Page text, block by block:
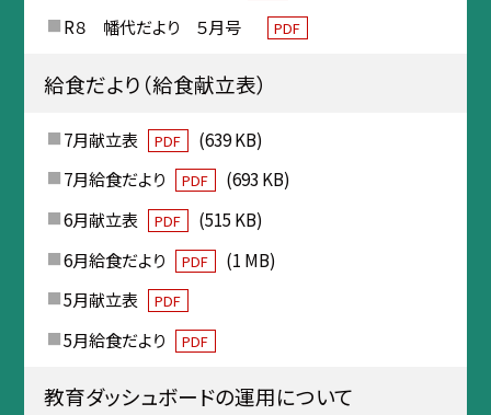
R８ 幡代だより ５月号
PDF
給食だより（給食献立表）
7月献立表 PDF
(639 KB)
7月給食だより
PDF
(693 KB)
6月献立表
PDF
(515 KB)
6月給食だより
PDF
(1 MB)
5月献立表
PDF
5月給食だより PDF
教育ダッシュボードの運用について